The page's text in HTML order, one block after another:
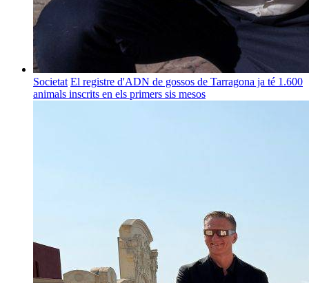
Societat El registre d'ADN de gossos de Tarragona ja té 1.600
animals inscrits en els primers sis mesos